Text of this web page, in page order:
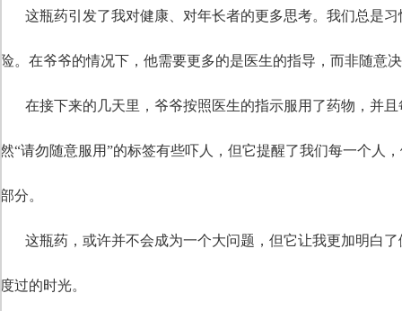
这瓶药引发了我对健康、对年长者的更多思考。我们总是
险。在爷爷的情况下，他需要更多的是医生的指导，而非随意
在接下来的几天里，爷爷按照医生的指示服用了药物，并
然“请勿随意服用”的标签有些吓人，但它提醒了我们每一个人
部分。
这瓶药，或许并不会成为一个大问题，但它让我更加明白
度过的时光。